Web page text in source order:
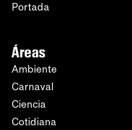
Portada
Áreas
Ambiente
Carnaval
Ciencia
Cotidiana